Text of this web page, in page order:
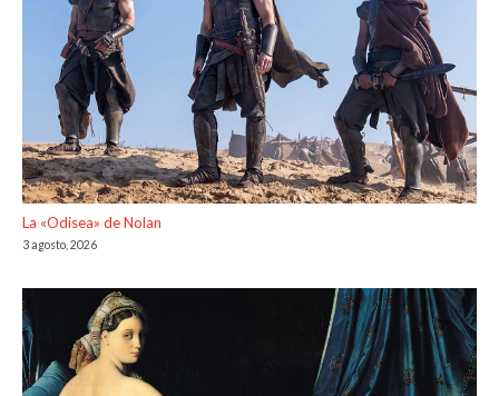
La «Odisea» de Nolan
3 agosto, 2026